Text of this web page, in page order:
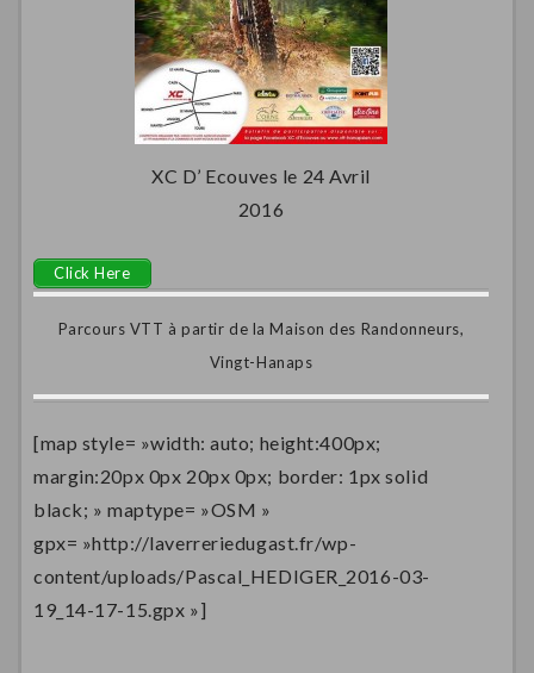
XC D’ Ecouves le 24 Avril
2016
Click Here
Parcours VTT à partir de la Maison des Randonneurs,
Vingt-Hanaps
[map style= »width: auto; height:400px;
margin:20px 0px 20px 0px; border: 1px solid
black; » maptype= »OSM »
gpx= »http://laverreriedugast.fr/wp-
content/uploads/Pascal_HEDIGER_2016-03-
19_14-17-15.gpx »]